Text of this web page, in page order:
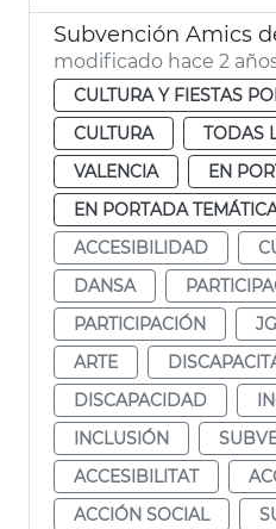
modificado hace 2
CULTURA Y FIESTAS
CULTURA
TODAS
VALENCIA
EN
EN PORTADA
ACCESIBILIDAD
DANSA
PARTICIPACIÓN
ARTE
DISCAPACIDAD
INCLUSIÓN
ACCESIBILITAT
ACCIÓN SOCIAL